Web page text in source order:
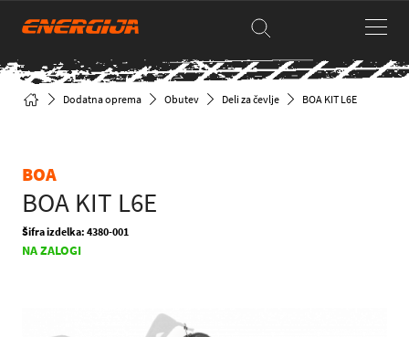
Dodatna oprema Obutev Deli za čevlje BOA KIT L6E
BOA
BOA KIT L6E
Šifra izdelka: 4380-001
NA ZALOGI